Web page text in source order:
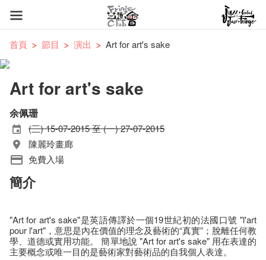
首頁 節目 演出 Art for art's sake
Art for art's sake
余佩珊
(三) 15-07-2015 至 (一) 27-07-2015
陳麗玲畫廊
免費入場
簡介
"Art for art's sake"是英語傳譯於一個19世紀初的法國口號 "l'art
pour l'art"，意思是內在價值的理念及藝術的“真實”；脫離任何教
學、道德或實用功能。 簡單地說 "Art for art's sake" 用在表達的
主要概念或唯一目的是藝術家對藝術品的自我個人表達。